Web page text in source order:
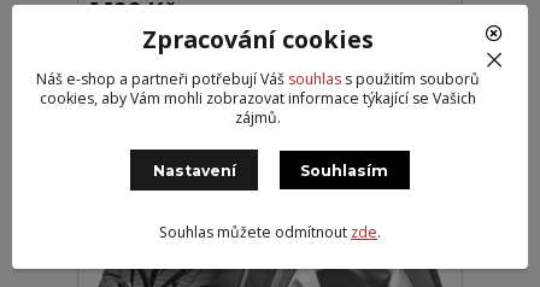
1 199 Kč
bez DPH
Přidat do košíku
VYRÁBÍ CONTINENTAL
Zpracování cookies
Náš e-shop a partneři potřebují Váš souhlass použitím souborů
cookies, aby Vám mohli zobrazovat informace týkající se Vašich
zájmů.
Nastavení Souhlasím
Souhlas můžete odmítnout zde.